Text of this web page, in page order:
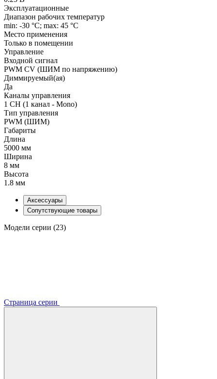
Эксплуатационные
Диапазон рабочих температур
min: -30 °C; max: 45 °C
Место применения
Только в помещении
Управление
Входной сигнал
PWM СV (ШИМ по напряжению)
Диммируемый(ая)
Да
Каналы управления
1 CH (1 канал - Mono)
Тип управления
PWM (ШИМ)
Габариты
Длина
5000 мм
Ширина
8 мм
Высота
1.8 мм
Аксессуары
Сопутствующие товары
Модели серии (23)
Страница серии